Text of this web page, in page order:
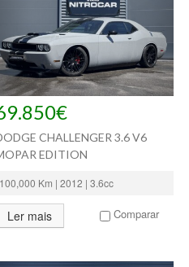
CHALLENGER 3.6 V6
EDITION
100,000 Km | 2012 | 3.6cc
Ler mais Comparar